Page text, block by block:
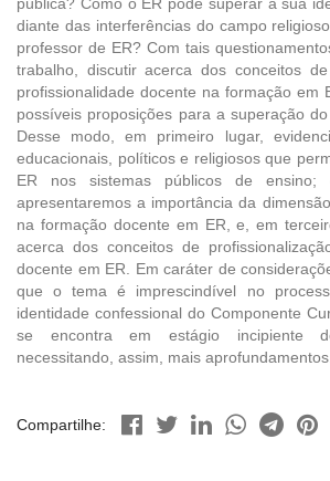
diante das interferências do campo
professor de ER? Com tais
trabalho, discutir acerca dos conceitos
profissionalidade docente na formação em
possíveis proposições para a superação
Desse modo, em primeiro lugar,
educacionais, políticos e religiosos que
ER nos sistemas públicos de ensino;
apresentaremos a importância da
na formação docente em ER, e, em
acerca dos conceitos de
docente em ER. Em caráter de
que o tema é imprescindível no
identidade confessional do Componente
se encontra em estágio incipiente de
necessitando, assim, mais aprofundamentos.
Compartilhe: